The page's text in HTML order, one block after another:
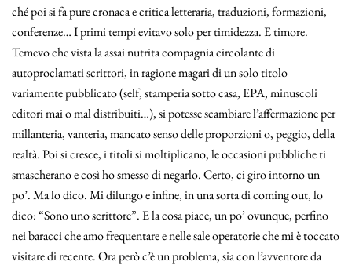
ché poi si fa pure cronaca e critica letteraria, traduzioni, formazioni,
conferenze… I primi tempi evitavo solo per timidezza. E timore.
Temevo che vista la assai nutrita compagnia circolante di
autoproclamati scrittori, in ragione magari di un solo titolo
variamente pubblicato (self, stamperia sotto casa, EPA, minuscoli
editori mai o mal distribuiti…), si potesse scambiare l’affermazione per
millanteria, vanteria, mancato senso delle proporzioni o, peggio, della
realtà. Poi si cresce, i titoli si moltiplicano, le occasioni pubbliche ti
smascherano e così ho smesso di negarlo. Certo, ci giro intorno un
po’. Ma lo dico. Mi dilungo e infine, in una sorta di coming out, lo
dico: “Sono uno scrittore”. E la cosa piace, un po’ ovunque, perfino
nei baracci che amo frequentare e nelle sale operatorie che mi è toccato
visitare di recente. Ora però c’è un problema, sia con l’avventore da